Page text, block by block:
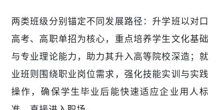
两类班级分别锚定不同发展路径：升学班以对口
高考、高职单招为核心，重点培养学生文化基础
与专业理论能力，助力其升入高等院校深造；就
业班则围绕职业岗位需求，强化技能实训与实践
操作，确保学生毕业后能快速适应企业用人标